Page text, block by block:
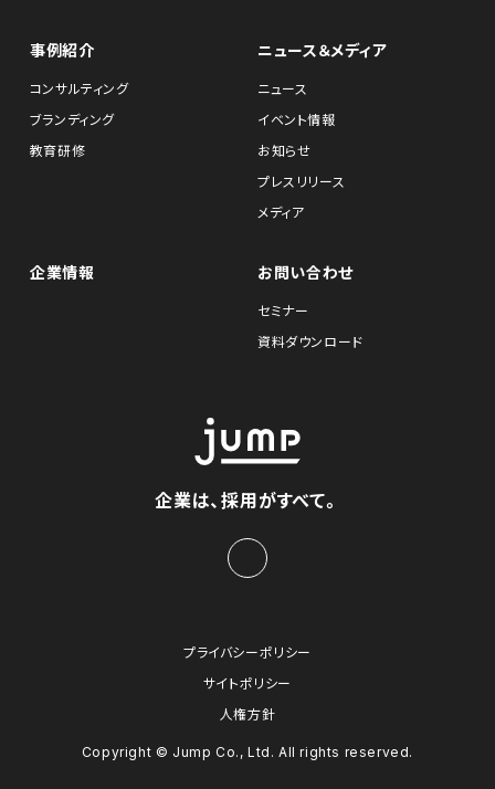
事例紹介
コンサルティング
ブランディング
教育研修
ニュース＆メディア
ニュース
イベント情報
お知らせ
プレスリリース
メディア
企業情報 お問い合わせ
セミナー
資料ダウンロード
企業は、採用がすべて。
プライバシーポリシー
サイトポリシー
人権方針
Copyright © Jump Co., Ltd. All rights reserved.